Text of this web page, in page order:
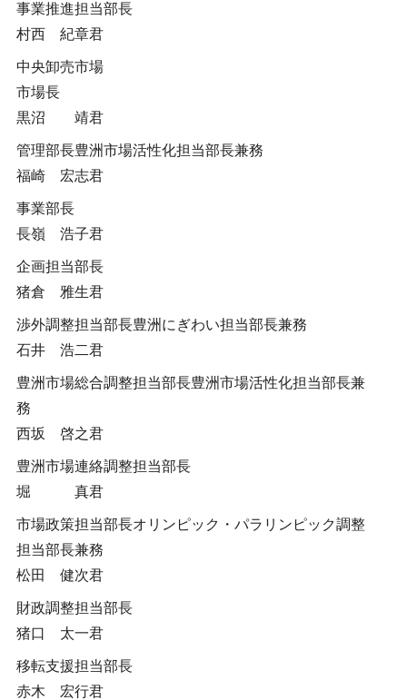
事業推進担当部長
村西 紀章君
中央卸売市場
市場長
黒沼 靖君
管理部長豊洲市場活性化担当部長兼務
福崎 宏志君
事業部長
長嶺 浩子君
企画担当部長
猪倉 雅生君
渉外調整担当部長豊洲にぎわい担当部長兼務
石井 浩二君
豊洲市場総合調整担当部長豊洲市場活性化担当部長兼
務
西坂 啓之君
豊洲市場連絡調整担当部長
堀 真君
市場政策担当部長オリンピック・パラリンピック調整
担当部長兼務
松田 健次君
財政調整担当部長
猪口 太一君
移転支援担当部長
赤木 宏行君